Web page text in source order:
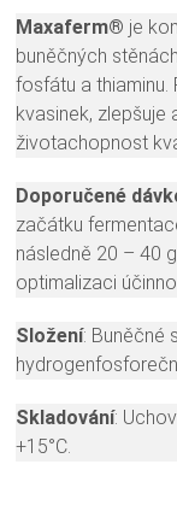
Maxaferm® je
buněčných
fosfátu a
kvasinek,
životachopnost
Doporučené
začátku
následně 20 – 40
optimalizaci
Složení: Buněčné
Skladování:
+15°C.